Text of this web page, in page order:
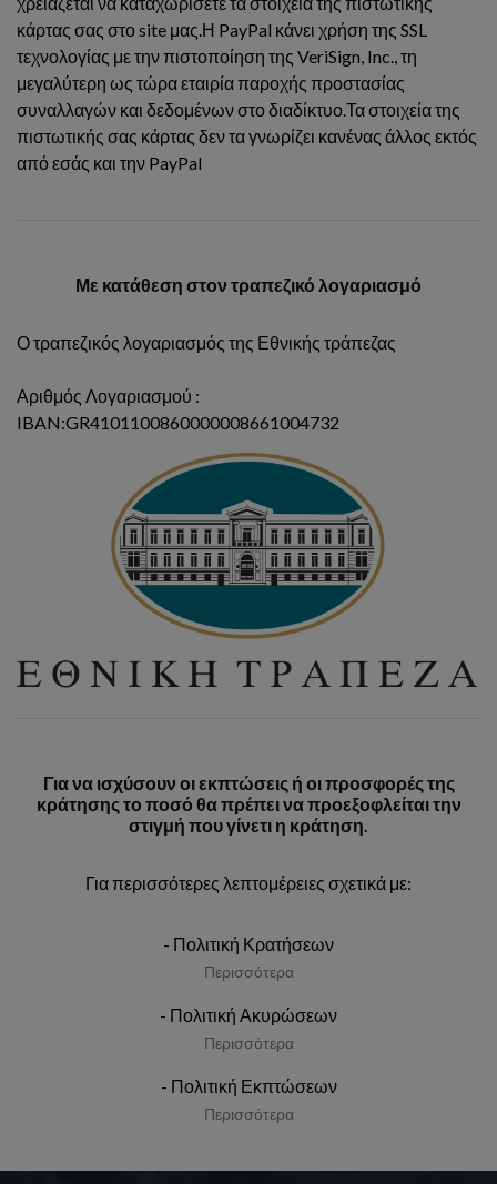
κάρτας σας στο site μας.Η PayPal κάνει χρήση της SSL
τεχνολογίας με την πιστοποίηση της VeriSign, Inc., τη
μεγαλύτερη ως τώρα εταιρία παροχής προστασίας
συναλλαγών και δεδομένων στο διαδίκτυο.Τα στοιχεία της
πιστωτικής σας κάρτας δεν τα γνωρίζει κανένας άλλος εκτός
από εσάς και την PayPal
Με κατάθεση στον τραπεζικό λογαριασμό
Ο τραπεζικός λογαριασμός της Εθνικής τράπεζας
Αριθμός Λογαριασμού :
IBAN:GR4101100860000008661004732
Για να ισχύσουν οι εκπτώσεις ή οι προσφορές της
κράτησης το ποσό θα πρέπει να προεξοφλείται την
στιγμή που γίνετι η κράτηση.
Για περισσότερες λεπτομέρειες σχετικά με:
- Πολιτική Κρατήσεων
Περισσότερα
- Πολιτική Ακυρώσεων
Περισσότερα
- Πολιτική Εκπτώσεων
Περισσότερα